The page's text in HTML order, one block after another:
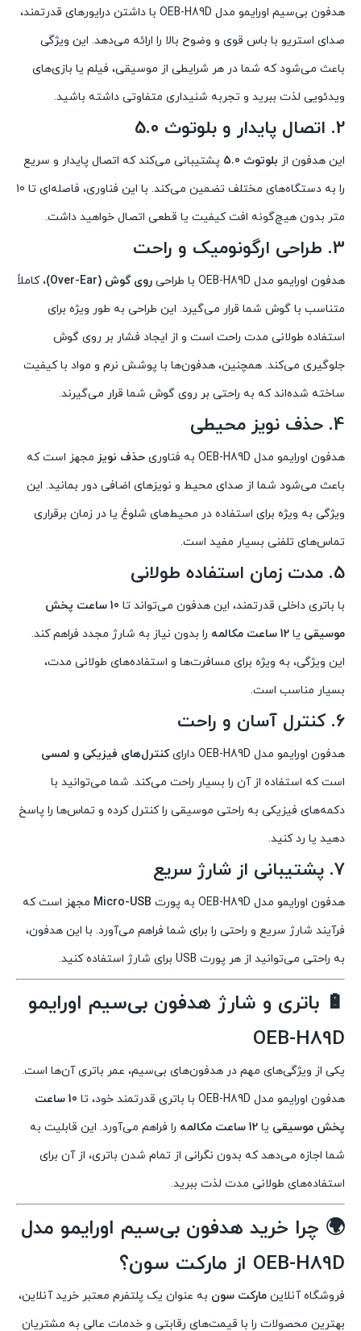
هدفون بی‌سیم اورایمو مدل OEB-H89D با داشتن درایورهای قدرتمند،
صدای استریو با باس قوی و وضوح بالا را ارائه می‌دهد. این ویژگی
باعث می‌شود که شما در هر شرایطی از موسیقی، فیلم یا بازی‌های
ویدئویی لذت ببرید و تجربه شنیداری متفاوتی داشته باشید.
2. اتصال پایدار و بلوتوث 5.0
این هدفون از بلوتوث 5.0
پشتیبانی می‌کند که اتصال پایدار و سریع
را به دستگاه‌های مختلف تضمین می‌کند. با این فناوری، فاصله‌ای تا 10
متر بدون هیچ‌گونه افت کیفیت یا قطعی اتصال خواهید داشت.
3. طراحی ارگونومیک و راحت
هدفون اورایمو مدل OEB-H89D با طراحی روی گوش (Over-Ear)
، کاملاً
متناسب با گوش شما قرار می‌گیرد. این طراحی به طور ویژه برای
استفاده طولانی مدت راحت است و از ایجاد فشار بر روی گوش
جلوگیری می‌کند. همچنین، هدفون‌ها با پوشش نرم و مواد با کیفیت
ساخته شده‌اند که به راحتی بر روی گوش شما قرار می‌گیرند.
4. حذف نویز محیطی
هدفون اورایمو مدل OEB-H89D به فناوری حذف نویز مجهز است که
باعث می‌شود شما از صدای محیط و نویزهای اضافی دور بمانید. این
ویژگی به ویژه برای استفاده در محیط‌های شلوغ یا در زمان برقراری
تماس‌های تلفنی بسیار مفید است.
5. مدت زمان استفاده طولانی
با باتری داخلی قدرتمند، این هدفون می‌تواند تا
10 ساعت پخش
موسیقی یا 12 ساعت مکالمه
را بدون نیاز به شارژ مجدد فراهم کند.
این ویژگی، به ویژه برای مسافرت‌ها و استفاده‌های طولانی مدت،
بسیار مناسب است.
6. کنترل آسان و راحت
هدفون اورایمو مدل OEB-H89D دارای
کنترل‌های فیزیکی و لمسی
است که استفاده از آن را بسیار راحت می‌کند. شما می‌توانید با
دکمه‌های فیزیکی به راحتی موسیقی را کنترل کرده و تماس‌ها را پاسخ
دهید یا رد کنید.
7. پشتیبانی از شارژ سریع
هدفون اورایمو مدل OEB-H89D به پورت Micro-USB مجهز است که
فرآیند شارژ سریع و راحتی را برای شما فراهم می‌آورد. با این هدفون،
به راحتی می‌توانید از هر پورت USB برای شارژ استفاده کنید.
🔋 باتری و شارژ هدفون بی‌سیم اورایمو
OEB-H89D
یکی از ویژگی‌های مهم در هدفون‌های بی‌سیم، عمر باتری آن‌ها است.
هدفون اورایمو مدل OEB-H89D با باتری قدرتمند خود، تا
10 ساعت
پخش موسیقی یا 12 ساعت مکالمه
را فراهم می‌آورد. این قابلیت به
شما اجازه می‌دهد که بدون نگرانی از تمام شدن باتری، از آن برای
استفاده‌های طولانی مدت لذت ببرید.
🌍 چرا خرید هدفون بی‌سیم اورایمو مدل
OEB-H89D از مارکت سون؟
فروشگاه آنلاین مارکت سون به عنوان یک پلتفرم معتبر خرید آنلاین،
بهترین محصولات را با قیمت‌های رقابتی و خدمات عالی به مشتریان